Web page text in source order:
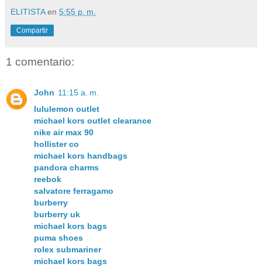
ELITISTA en 5:55 p. m.
Compartir
1 comentario:
John 11:15 a. m.
lululemon outlet
michael kors outlet clearance
nike air max 90
hollister co
michael kors handbags
pandora charms
reebok
salvatore ferragamo
burberry
burberry uk
michael kors bags
puma shoes
rolex submariner
michael kors bags